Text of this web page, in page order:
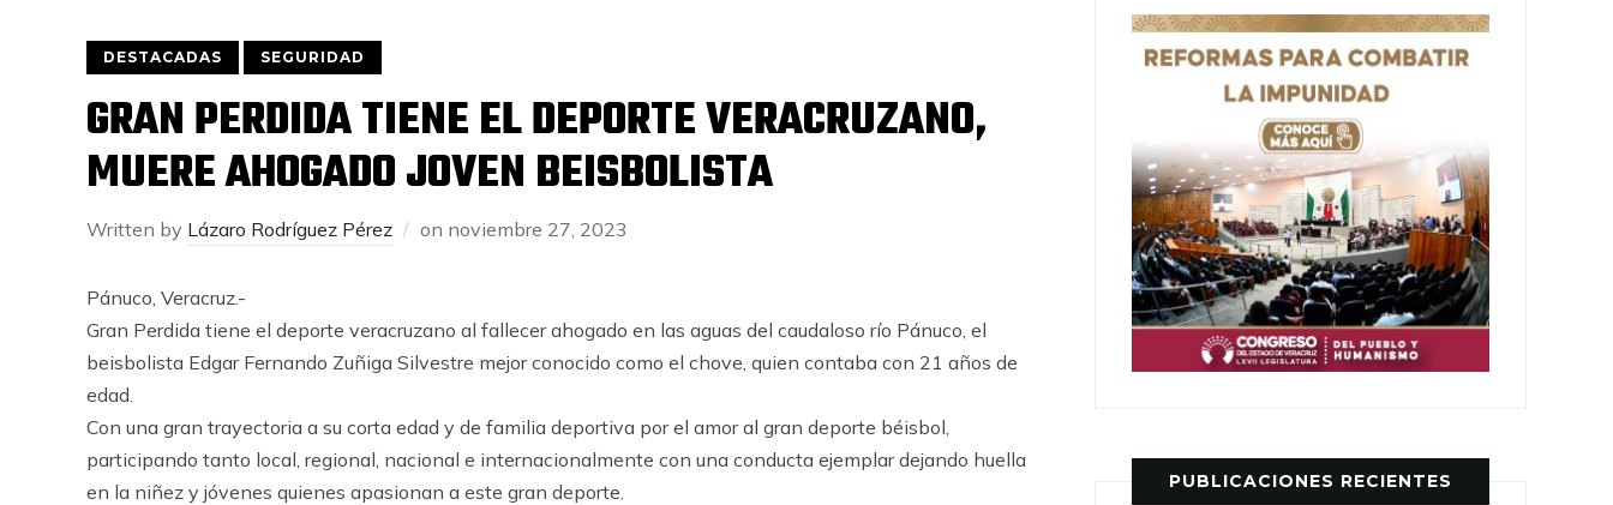
DESTACADAS SEGURIDAD
GRAN PERDIDA TIENE EL DEPORTE VERACRUZANO,
MUERE AHOGADO JOVEN BEISBOLISTA
Written by Lázaro Rodríguez Pérez on noviembre 27, 2023
Pánuco, Veracruz.-
Gran Perdida tiene el deporte veracruzano al fallecer ahogado en las aguas del caudaloso río Pánuco, el
beisbolista Edgar Fernando Zuñiga Silvestre mejor conocido como el chove, quien contaba con 21 años de
edad.
Con una gran trayectoria a su corta edad y de familia deportiva por el amor al gran deporte béisbol,
participando tanto local, regional, nacional e internacionalmente con una conducta ejemplar dejando huella
en la niñez y jóvenes quienes apasionan a este gran deporte.
PUBLICACIONES RECIENTES